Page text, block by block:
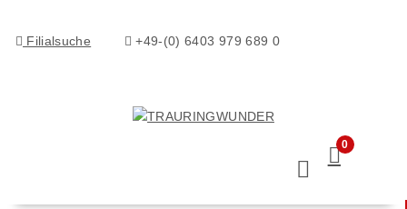
Filialsuche +49-(0) 6403 979 689 0
0